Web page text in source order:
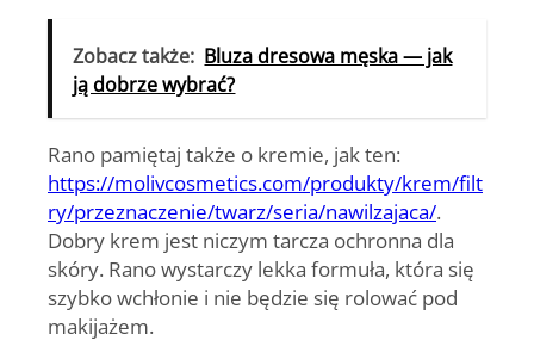
Zobacz także: Bluza dresowa męska — jak
ją dobrze wybrać?
Rano pamiętaj także o kremie, jak ten:
https://molivcosmetics.com/produkty/krem/filt
ry/przeznaczenie/twarz/seria/nawilzajaca/.
Dobry krem jest niczym tarcza ochronna dla
skóry. Rano wystarczy lekka formuła, która się
szybko wchłonie i nie będzie się rolować pod
makijażem.